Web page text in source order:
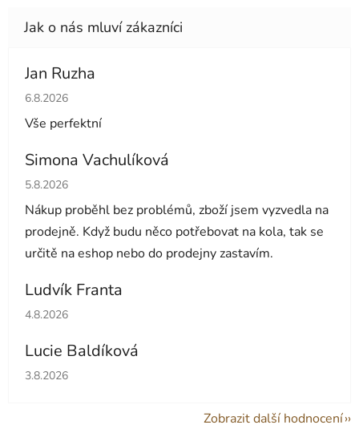
Jan Ruzha
Hodnocení obchodu je 5 z 5 hvězdiček.
6.8.2026
Vše perfektní
Simona Vachulíková
Hodnocení obchodu je 5 z 5 hvězdiček.
5.8.2026
Nákup proběhl bez problémů, zboží jsem vyzvedla na
prodejně. Když budu něco potřebovat na kola, tak se
určitě na eshop nebo do prodejny zastavím.
Ludvík Franta
Hodnocení obchodu je 5 z 5 hvězdiček.
4.8.2026
Lucie Baldíková
Hodnocení obchodu je 5 z 5 hvězdiček.
3.8.2026
Zobrazit další hodnocení